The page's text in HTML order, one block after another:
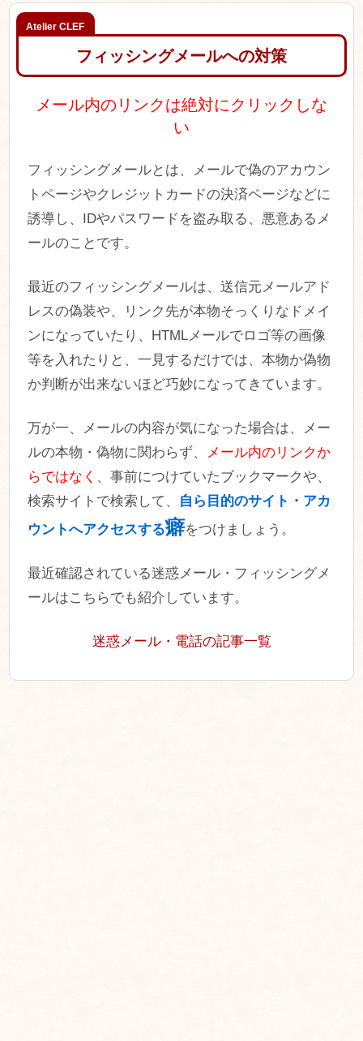
フィッシングメールへの対策
メール内のリンクは絶対にクリックしな
い
フィッシングメールとは、メールで偽のアカウン
トページやクレジットカードの決済ページなどに
誘導し、IDやパスワードを盗み取る、悪意あるメ
ールのことです。
最近のフィッシングメールは、送信元メールアド
レスの偽装や、リンク先が本物そっくりなドメイ
ンになっていたり、HTMLメールでロゴ等の画像
等を入れたりと、一見するだけでは、本物か偽物
か判断が出来ないほど巧妙になってきています。
万が一、メールの内容が気になった場合は、メー
ルの本物・偽物に関わらず、 メール内のリンクか
らではなく 、事前につけていたブックマークや、
検索サイトで検索して、 自ら目的のサイト・アカ
ウントへアクセスする癖をつけましょう。
最近確認されている迷惑メール・フィッシングメ
ールはこちらでも紹介しています。
迷惑メール・電話の記事一覧